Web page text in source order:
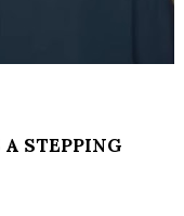
STEPPING